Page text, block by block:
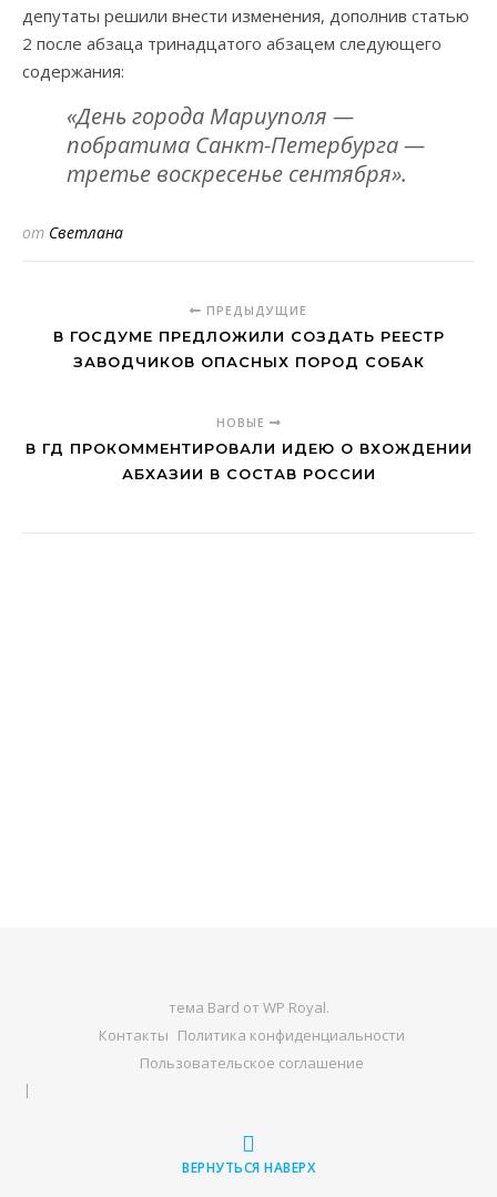
депутаты решили внести изменения, дополнив статью
2 после абзаца тринадцатого абзацем следующего
содержания:
«День города Мариуполя —
побратима Санкт-Петербурга —
третье воскресенье сентября».
от Светлана
ПРЕДЫДУЩИЕ
В ГОСДУМЕ ПРЕДЛОЖИЛИ СОЗДАТЬ РЕЕСТР
ЗАВОДЧИКОВ ОПАСНЫХ ПОРОД СОБАК
НОВЫЕ
В ГД ПРОКОММЕНТИРОВАЛИ ИДЕЮ О ВХОЖДЕНИИ
АБХАЗИИ В СОСТАВ РОССИИ
тема Bard от WP Royal.
Контакты Политика конфиденциальности
Пользовательское соглашение
ВЕРНУТЬСЯ НАВЕРХ